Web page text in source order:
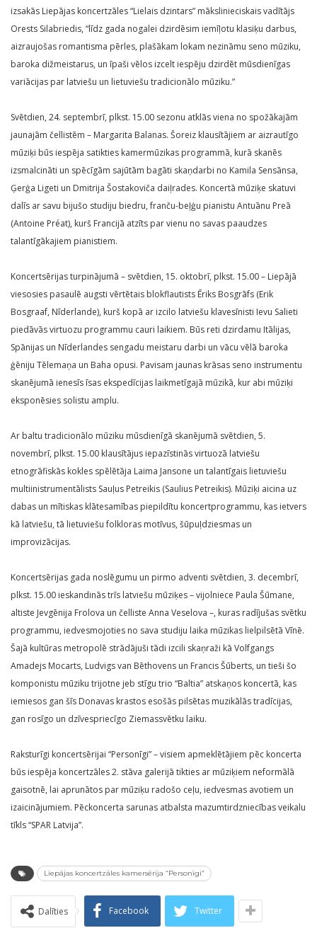
izsakās Liepājas koncertzāles “Lielais dzintars” mākslinieciskais vadītājs
Orests Silabriedis, “līdz gada nogalei dzirdēsim iemīļotu klasiķu darbus,
aizraujošas romantisma pērles, plašākam lokam nezināmu seno mūziku,
baroka dižmeistarus, un īpaši vēlos izcelt iespēju dzirdēt mūsdienīgas
variācijas par latviešu un lietuviešu tradicionālo mūziku.”
Svētdien, 24. septembrī, plkst. 15.00 sezonu atklās viena no spožākajām
jaunajām čellistēm – Margarita Balanas. Šoreiz klausītājiem ar aizrautīgo
mūziķi būs iespēja satikties kamermūzikas programmā, kurā skanēs
izsmalcināti un spēcīgām sajūtām bagāti skaņdarbi no Kamila Sensānsa,
Ģerģa Ligeti un Dmitrija Šostakoviča daiļrades. Koncertā mūziķe skatuvi
dalīs ar savu bijušo studiju biedru, franču-beļģu pianistu Antuānu Preā
(Antoine Préat), kurš Francijā atzīts par vienu no savas paaudzes
talantīgākajiem pianistiem.
Koncertsērijas turpinājumā – svētdien, 15. oktobrī, plkst. 15.00 – Liepājā
viesosies pasaulē augsti vērtētais blokflautists Ēriks Bosgrāfs (Erik
Bosgraaf, Nīderlande), kurš kopā ar izcilo latviešu klavesīnisti Ievu Salieti
piedāvās virtuozu programmu cauri laikiem. Būs reti dzirdamu Itālijas,
Spānijas un Nīderlandes sengadu meistaru darbi un vācu vēlā baroka
ģēniju Tēlemaņa un Baha opusi. Pavisam jaunas krāsas seno instrumentu
skanējumā ienesīs īsas ekspedīcijas laikmetīgajā mūzikā, kur abi mūziķi
eksponēsies solistu amplu.
Ar baltu tradicionālo mūziku mūsdienīgā skanējumā svētdien, 5.
novembrī, plkst. 15.00 klausītājus iepazīstinās virtuozā latviešu
etnogrāfiskās kokles spēlētāja Laima Jansone un talantīgais lietuviešu
multiinistrumentālists Sauļus Petreikis (Saulius Petreikis). Mūziķi aicina uz
dabas un mītiskas klātesamības piepildītu koncertprogrammu, kas ietvers
kā latviešu, tā lietuviešu folkloras motīvus, šūpuļdziesmas un
improvizācijas.
Koncertsērijas gada noslēgumu un pirmo adventi svētdien, 3. decembrī,
plkst. 15.00 ieskandinās trīs latviešu mūziķes – vijolniece Paula Šūmane,
altiste Jevgēnija Frolova un čelliste Anna Veselova –, kuras radījušas svētku
programmu, iedvesmojoties no sava studiju laika mūzikas lielpilsētā Vīnē.
Šajā kultūras metropolē strādājuši tādi izcili skaņraži kā Volfgangs
Amadejs Mocarts, Ludvigs van Bēthovens un Francis Šūberts, un tieši šo
komponistu mūziku trijotne jeb stīgu trio “Baltia” atskaņos koncertā, kas
iemiesos gan šīs Donavas krastos esošās pilsētas muzikālās tradīcijas,
gan rosīgo un dzīvespriecīgo Ziemassvētku laiku.
Raksturīgi koncertsērijai “Personīgi” – visiem apmeklētājiem pēc koncerta
būs iespēja koncertzāles 2. stāva galerijā tikties ar mūziķiem neformālā
gaisotnē, lai aprunātos par mūziķu radošo ceļu, iedvesmas avotiem un
izaicinājumiem. Pēckoncerta sarunas atbalsta mazumtirdzniecības veikalu
tīkls “SPAR Latvija”.
Liepājas koncertzāles kamersērija “Personīgi”
Dalīties Facebook Twitter